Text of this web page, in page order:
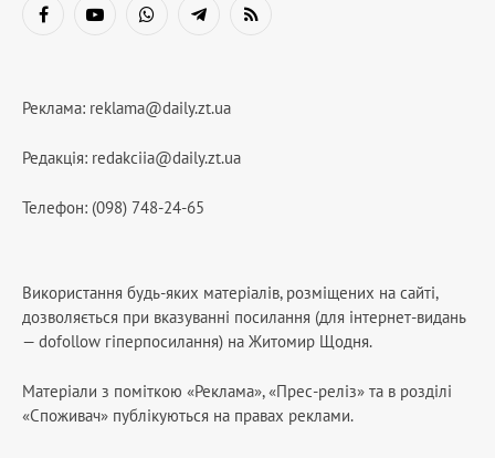
FacebookYouTubeWhatsAppTelegramRSS
Реклама: reklama@daily.zt.ua
Редакція: redakciia@daily.zt.ua
Телефон: (098) 748-24-65
Використання будь-яких матеріалів, розміщених на сайті,
дозволяється при вказуванні посилання (для інтернет-видань
— dofollow гіперпосилання) на Житомир Щодня.
Матеріали з поміткою «Реклама», «Прес-реліз» та в розділі
«Споживач» публікуються на правах реклами.